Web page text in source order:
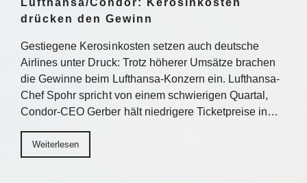
Lufthansa/Condor: Kerosinkosten
drücken den Gewinn
Gestiegene Kerosinkosten setzen auch deutsche
Airlines unter Druck: Trotz höherer Umsätze brachen
die Gewinne beim Lufthansa-Konzern ein. Lufthansa-
Chef Spohr spricht von einem schwierigen Quartal,
Condor-CEO Gerber hält niedrigere Ticketpreise in…
Weiterlesen